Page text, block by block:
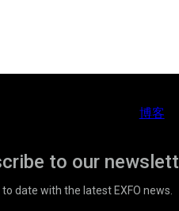
博客
to our
to date with the latest EXFO news.